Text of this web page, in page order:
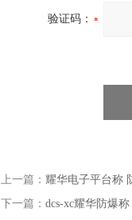
验证码：
上一篇： 耀华电子平台称
下一篇： dcs-xc耀华防爆